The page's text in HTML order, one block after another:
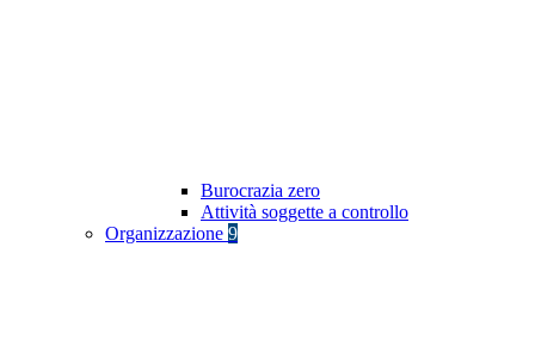
Burocrazia zero
Attività soggette a controllo
Organizzazione 9